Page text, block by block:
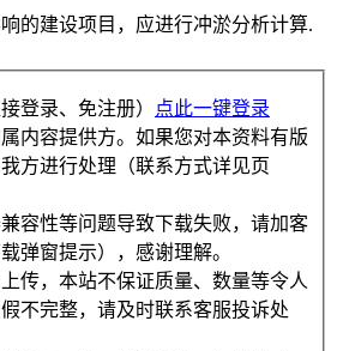
的建设项目，应进行冲淤分析计算.
登录、免注册）
点此一键登录
内容提供方。如果您对本资料有版
方进行处理（联系方式详见页
容性等问题导致下载失败，请加客
弹窗提示），感谢理解。
传，本站不保证质量、数量等令人
不完整，请及时联系客服投诉处